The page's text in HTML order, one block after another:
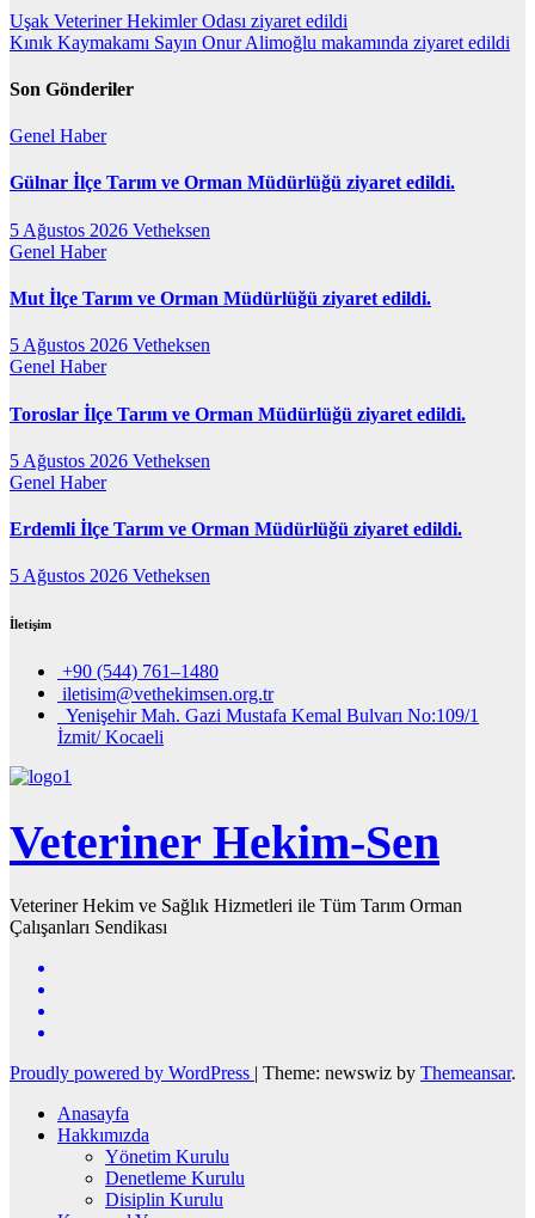
Uşak Veteriner Hekimler Odası ziyaret edildi
Kınık Kaymakamı Sayın Onur Alimoğlu makamında ziyaret edildi
Son Gönderiler
Genel Haber
Gülnar İlçe Tarım ve Orman Müdürlüğü ziyaret edildi.
5 Ağustos 2026 Vetheksen
Genel Haber
Mut İlçe Tarım ve Orman Müdürlüğü ziyaret edildi.
5 Ağustos 2026 Vetheksen
Genel Haber
Toroslar İlçe Tarım ve Orman Müdürlüğü ziyaret edildi.
5 Ağustos 2026 Vetheksen
Genel Haber
Erdemli İlçe Tarım ve Orman Müdürlüğü ziyaret edildi.
5 Ağustos 2026 Vetheksen
İletişim
+90 (544) 761–1480
iletisim@vethekimsen.org.tr
Yenişehir Mah. Gazi Mustafa Kemal Bulvarı No:109/1
İzmit/ Kocaeli
Veteriner Hekim-Sen
Veteriner Hekim ve Sağlık Hizmetleri ile Tüm Tarım Orman
Çalışanları Sendikası
Proudly powered by WordPress | Theme: newswiz by Themeansar.
Anasayfa
Hakkımızda
Yönetim Kurulu
Denetleme Kurulu
Disiplin Kurulu